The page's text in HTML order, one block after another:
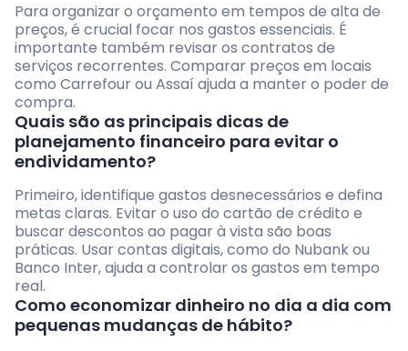
Para organizar o orçamento em tempos de alta de
preços, é crucial focar nos gastos essenciais. É
importante também revisar os contratos de
serviços recorrentes. Comparar preços em locais
como Carrefour ou Assaí ajuda a manter o poder de
compra.
Quais são as principais dicas de
planejamento financeiro para evitar o
endividamento?
Primeiro, identifique gastos desnecessários e defina
metas claras. Evitar o uso do cartão de crédito e
buscar descontos ao pagar à vista são boas
práticas. Usar contas digitais, como do Nubank ou
Banco Inter, ajuda a controlar os gastos em tempo
real.
Como economizar dinheiro no dia a dia com
pequenas mudanças de hábito?